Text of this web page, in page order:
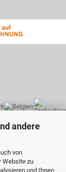
andere
von
Website zu
und Ihnen